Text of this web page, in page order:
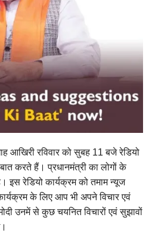
आखिरी रविवार को सुबह 11 बजे रेडियो
करते हैं। प्रधानमंत्री का लोगों के
इस रेडियो कार्यक्रम को तमाम न्यूज
के लिए आप भी अपने विचार एवं
उनमें से कुछ चयनित विचारों एवं सुझावों